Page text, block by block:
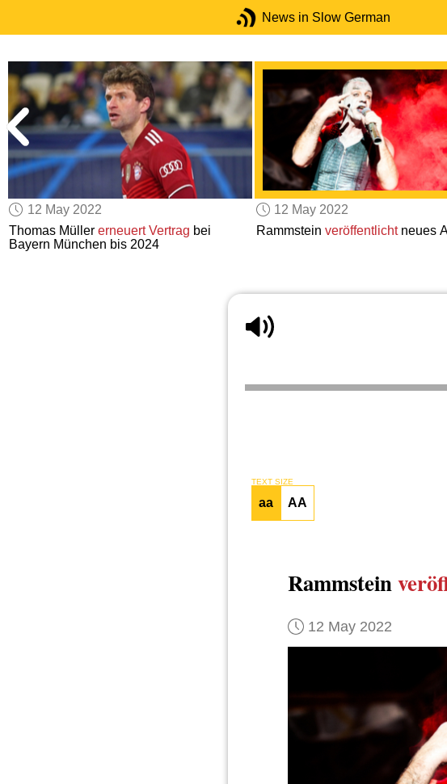
News in Slow German
12 May 2022
Thomas Müllererneuert Vertrag bei
Bayern München bis 2024
12 May 2022
Rammstein veröffentlichtneues
TEXT SIZE
aa AA
Rammstein
12 May 2022